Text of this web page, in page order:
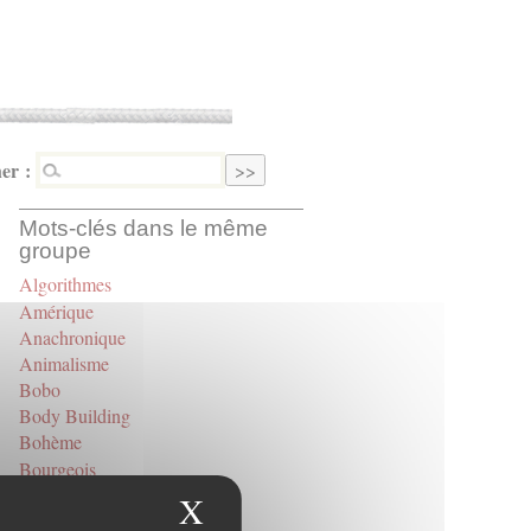
:
Mots-clés dans le même
groupe
Algorithmes
Amérique
Anachronique
Animalisme
Bobo
Body Building
Bohème
Bourgeois
X Masquer le bandeau